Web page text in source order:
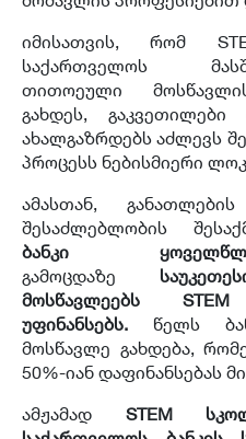
იმისათვის, რომ
საქართველოს
თითოეული
გახდეს,
ახალგაზრდებს აძლევს
პროცესს ნებისმიერი
ამასთან,
შესაძლებლობის
ბანკი
გამოცდაზე
მოსწავლეებს
უფინანსებს.
წელს
მოსწავლე გახდება,
50%-იან დაფინანსებას
ამჟამად STEM